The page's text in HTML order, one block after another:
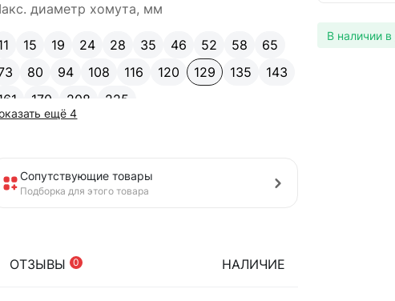
диаметр хомута, мм
15 19 24 28 35 46 52 58
65
80 94 108 116 120 129 135
143
170 208 225
ещё 4
Сопутствующие товары
Подборка для этого товара
ОТЗЫВЫ 0 НАЛИЧИЕ
В наличии в